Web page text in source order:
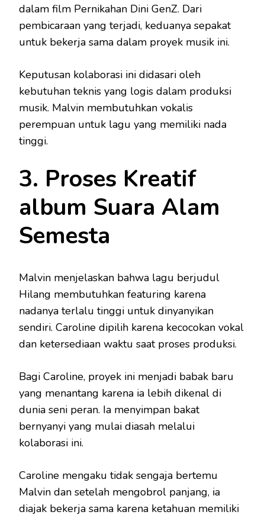
dalam film Pernikahan Dini GenZ. Dari
pembicaraan yang terjadi, keduanya sepakat
untuk bekerja sama dalam proyek musik ini.
Keputusan kolaborasi ini didasari oleh
kebutuhan teknis yang logis dalam produksi
musik. Malvin membutuhkan vokalis
perempuan untuk lagu yang memiliki nada
tinggi.
3. Proses Kreatif
album Suara Alam
Semesta
Malvin menjelaskan bahwa lagu berjudul
Hilang membutuhkan featuring karena
nadanya terlalu tinggi untuk dinyanyikan
sendiri. Caroline dipilih karena kecocokan vokal
dan ketersediaan waktu saat proses produksi.
Bagi Caroline, proyek ini menjadi babak baru
yang menantang karena ia lebih dikenal di
dunia seni peran. Ia menyimpan bakat
bernyanyi yang mulai diasah melalui
kolaborasi ini.
Caroline mengaku tidak sengaja bertemu
Malvin dan setelah mengobrol panjang, ia
diajak bekerja sama karena ketahuan memiliki